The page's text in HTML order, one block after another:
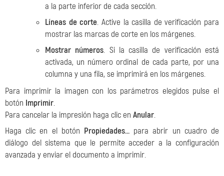
a la parte inferior de cada sección.
Líneas de corte. Active la casilla de verificación para
mostrar las marcas de corte en los márgenes.
Mostrar números. Si la casilla de verificación está
activada, un número ordinal de cada parte, por una
columna y una fila, se imprimirá en los márgenes.
Para imprimir la imagen con los parámetros elegidos pulse el
botón Imprimir.
Para cancelar la impresión haga clic en Anular.
Haga clic en el botón Propiedades... para abrir un cuadro de
diálogo del sistema que le permite acceder a la configuración
avanzada y enviar el documento a imprimir.